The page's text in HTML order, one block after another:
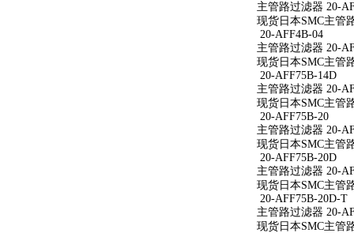
主管路过滤器 20-
现货日本SMC主管
20-AFF4B-04
主管路过滤器 20-
现货日本SMC主管
20-AFF75B-14D
主管路过滤器 20-
现货日本SMC主管
20-AFF75B-20
主管路过滤器 20-
现货日本SMC主管
20-AFF75B-20D
主管路过滤器 20-
现货日本SMC主管
20-AFF75B-20D-T
主管路过滤器 20-
现货日本SMC主管